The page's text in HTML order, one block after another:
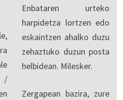
/
Enbataren urteko
harpidetza lortzen edo
eskaintzen ahalko duzu
zehaztuko duzun posta
helbidean. Milesker.
Zergapean bazira, zure